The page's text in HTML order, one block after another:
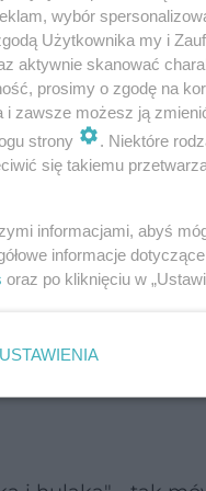
i obibokom-
oscypki. Ludzie
nią rozmawiać,
ser. Jak go
w lesie.
siłowych,
powietrzu.
wybór
Użytkownika my i
aktywnie skanować
prosimy o zgodę na
i zawsze możesz ją
strony
. Niektóre
się takiemu
informacjami, abyś
informacje
oraz po kliknięciu w
USTAWIENIA